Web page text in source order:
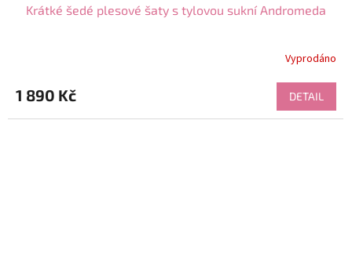
Krátké šedé plesové šaty s tylovou sukní Andromeda
Vyprodáno
1 890 Kč DETAIL